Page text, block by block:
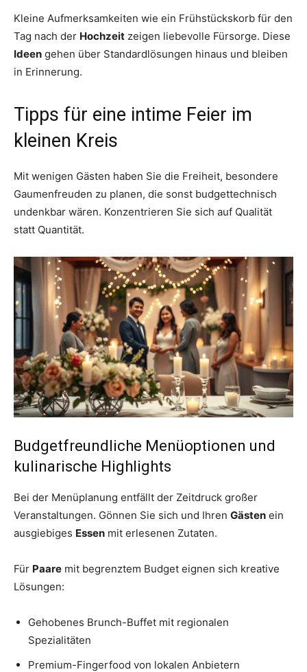
Kleine Aufmerksamkeiten wie ein Frühstückskorb für den
Tag nach der Hochzeit zeigen liebevolle Fürsorge. Diese
Ideen gehen über Standardlösungen hinaus und bleiben
in Erinnerung.
Tipps für eine intime Feier im
kleinen Kreis
Mit wenigen Gästen haben Sie die Freiheit, besondere
Gaumenfreuden zu planen, die sonst budgettechnisch
undenkbar wären. Konzentrieren Sie sich auf Qualität
statt Quantität.
Budgetfreundliche Menüoptionen und
kulinarische Highlights
Bei der Menüplanung entfällt der Zeitdruck großer
Veranstaltungen. Gönnen Sie sich und Ihren Gästen ein
ausgiebiges Essen mit erlesenen Zutaten.
Für Paare mit begrenztem Budget eignen sich kreative
Lösungen:
Gehobenes Brunch-Buffet mit regionalen
Spezialitäten
Premium-Fingerfood von lokalen Anbietern